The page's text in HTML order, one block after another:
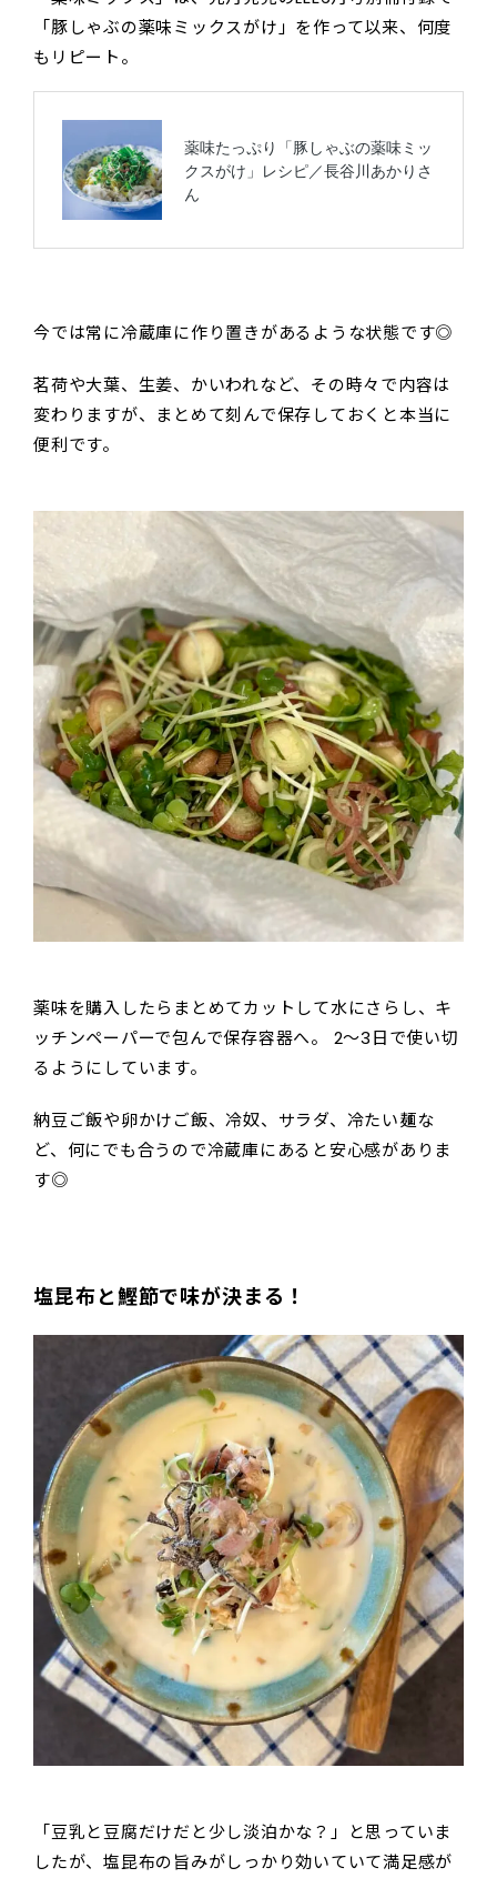
「豚しゃぶの薬味ミックスがけ」を作って以来、何度
もリピート。
今では常に冷蔵庫に作り置きがあるような状態です◎
茗荷や大葉、生姜、かいわれなど、その時々で内容は
変わりますが、まとめて刻んで保存しておくと本当に
便利です。
薬味を購入したらまとめてカットして水にさらし、キ
ッチンペーパーで包んで保存容器へ。 2〜3日で使い切
るようにしています。
納豆ご飯や卵かけご飯、冷奴、サラダ、冷たい麺な
ど、何にでも合うので冷蔵庫にあると安心感がありま
す◎
塩昆布と鰹節で味が決まる！
「豆乳と豆腐だけだと少し淡泊かな？」と思っていま
したが、塩昆布の旨みがしっかり効いていて満足感が